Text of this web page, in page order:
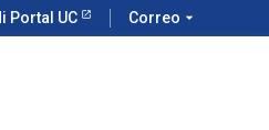
Portal UC Correo arrow_drop_down